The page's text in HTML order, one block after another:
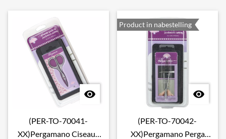

(PER-TO-70041-
XX)Pergamano Ciseaux
Product in nabestelling

(PER-TO-70042-
XX)Pergamano Perga